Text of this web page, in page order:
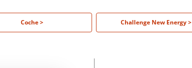
Coche > Challenge New Energy >